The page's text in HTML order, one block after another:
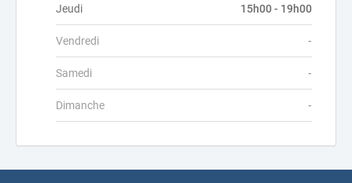
Jeudi 15h00 - 19h00
Vendredi -
Samedi -
Dimanche -